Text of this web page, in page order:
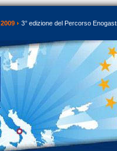
2009 3° edizione del Percorso